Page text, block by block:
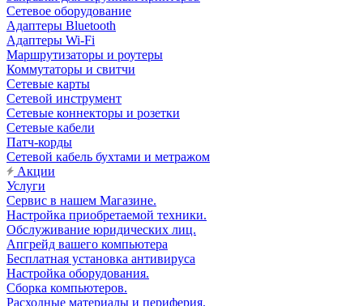
Сетевое оборудование
Адаптеры Bluetooth
Адаптеры Wi-Fi
Маршрутизаторы и роутеры
Коммутаторы и свитчи
Сетевые карты
Сетевой инструмент
Сетевые коннекторы и розетки
Сетевые кабели
Патч-корды
Сетевой кабель бухтами и метражом
Акции
Услуги
Сервис в нашем Магазине.
Настройка приобретаемой техники.
Обслуживание юридических лиц.
Апгрейд вашего компьютера
Бесплатная установка антивируса
Настройка оборудования.
Сборка компьютеров.
Расходные материалы и периферия.